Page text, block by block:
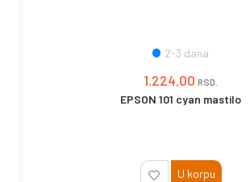
2-3 dana
1.224,00 RSD.
EPSON 101 cyan mastilo
U korpu